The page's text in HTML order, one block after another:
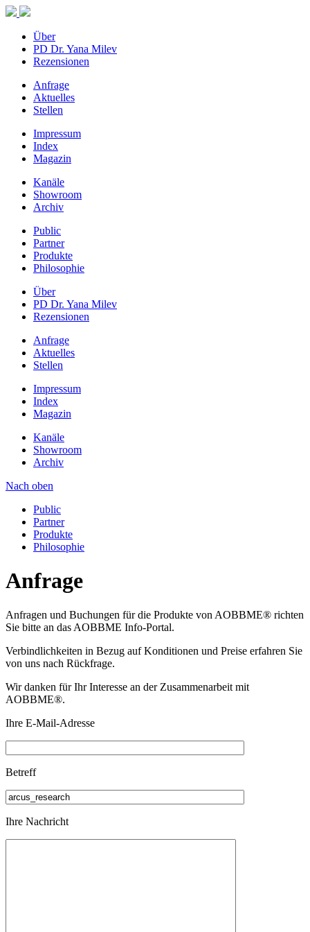
Über
PD Dr. Yana Milev
Rezensionen
Anfrage
Aktuelles
Stellen
Impressum
Index
Magazin
Kanäle
Showroom
Archiv
Public
Partner
Produkte
Philosophie
Über
PD Dr. Yana Milev
Rezensionen
Anfrage
Aktuelles
Stellen
Impressum
Index
Magazin
Kanäle
Showroom
Archiv
Nach oben
Public
Partner
Produkte
Philosophie
Anfrage
Anfragen und Buchungen für die Produkte von AOBBME® richten
Sie bitte an das AOBBME Info-Portal.
Verbindlichkeiten in Bezug auf Konditionen und Preise erfahren Sie
von uns nach Rückfrage.
Wir danken für Ihr Interesse an der Zusammenarbeit mit
AOBBME®.
Ihre E-Mail-Adresse
Betreff
Ihre Nachricht